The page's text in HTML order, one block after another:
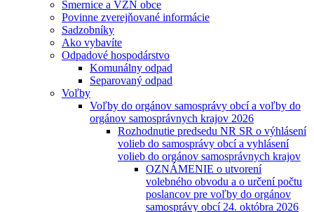
Smernice a VZN obce
Povinne zverejňované informácie
Sadzobníky
Ako vybavíte
Odpadové hospodárstvo
Komunálny odpad
Separovaný odpad
Voľby
Voľby do orgánov samosprávy obcí a voľby do
orgánov samosprávnych krajov 2026
Rozhodnutie predsedu NR SR o výhlásení
volieb do samosprávy obcí a vyhlásení
volieb do orgánov samosprávnych krajov
OZNÁMENIE o utvorení
volebného obvodu a o určení počtu
poslancov pre voľby do orgánov
samosprávy obcí 24. októbra 2026